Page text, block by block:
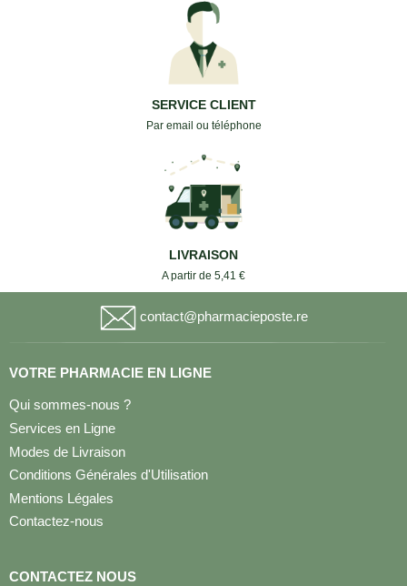
SERVICE CLIENT
Par email ou téléphone
LIVRAISON
A partir de 5,41 €
contact@pharmacieposte.re
VOTRE PHARMACIE EN LIGNE
Qui sommes-nous ?
Services en Ligne
Modes de Livraison
Conditions Générales d'Utilisation
Mentions Légales
Contactez-nous
CONTACTEZ NOUS